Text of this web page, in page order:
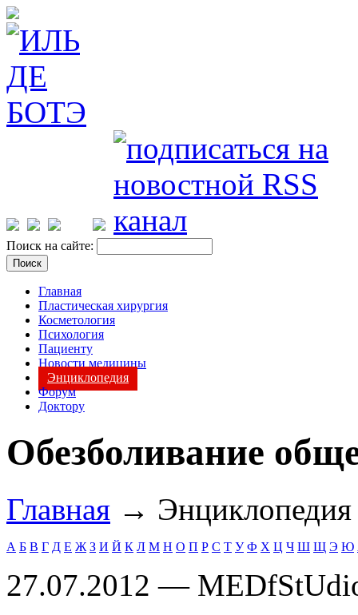
Поиск на сайте:
Главная
Пластическая хирургия
Косметология
Психология
Пациенту
Новости медицины
Энциклопедия
Форум
Доктору
Обезболивание
Главная →
А Б В Г Д Е Ж З И Й К Л М Н О П Р С Т У Ф Х Ц Ч Ш Щ Э Ю
27.07.2012 —